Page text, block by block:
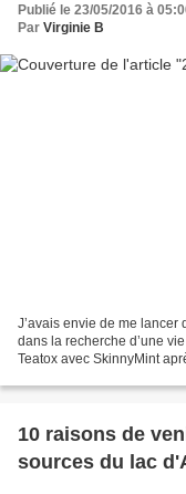
Publié le 23/05/2016 à
Par Virginie B
J’avais envie de me lancer
dans la recherche d’une
Teatox avec SkinnyMint
10 raisons de
sources du lac